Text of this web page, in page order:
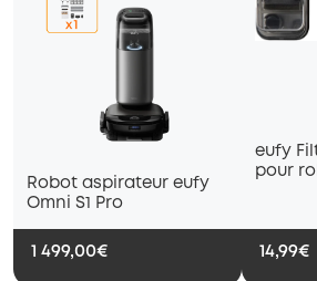
Robot aspirateur eufy
Omni S1 Pro
1 499,00€
eufy
pour
14,99€